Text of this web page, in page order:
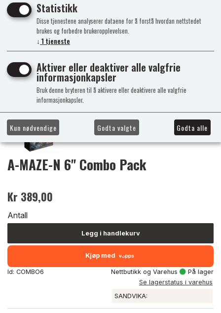
A-MAZE-N 6" Combo Pack
Kr 389,00
Antall
Legg i handlekurv
Kjøp med
Id: COMBO6 Nettbutikk og Varehus
På lager
Se lagerstatus i varehus
SANDVIKA:
Statistikk
Disse tjenestene analyserer dataene for å forstå hvordan nettstedet
brukes og forbedre brukeropplevelsen.
↓ 1 tjeneste
Aktiver eller deaktiver alle valgfrie
informasjonkapsler
Bruk denne bryteren til å aktivere eller deaktivere alle valgfrie
informasjonkapsler.
Kun nødvendige Godta valgte Godta alle